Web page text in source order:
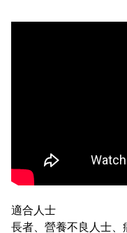
適合人士
長者、營養不良人士、